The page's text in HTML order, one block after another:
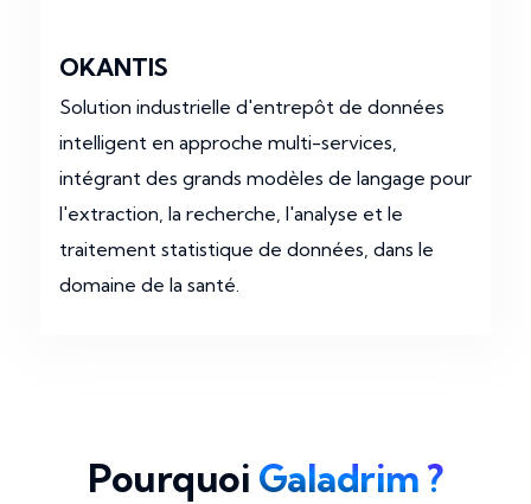
OKANTIS
Solution industrielle d'entrepôt de données
intelligent en approche multi-services,
intégrant des grands modèles de langage pour
l'extraction, la recherche, l'analyse et le
traitement statistique de données, dans le
domaine de la santé.
Pourquoi Galadrim ?